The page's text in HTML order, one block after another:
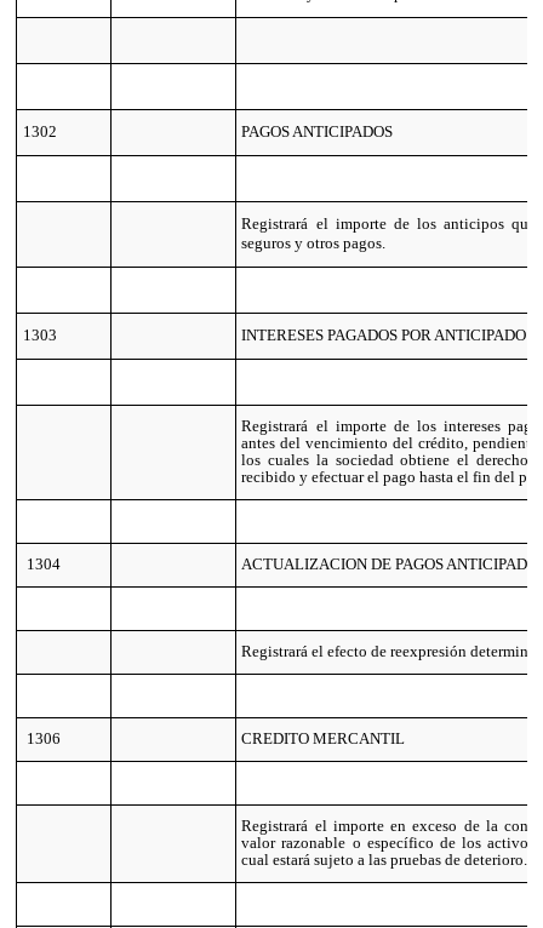
1302 PAGOS ANTICIPADOS
Registrará el importe de los anticipos que
seguros y otros pagos.
1303 INTERESES PAGADOS POR ANTICIPADO
Registrará el importe de los intereses
antes del vencimiento del crédito,
los cuales la sociedad obtiene el derecho
recibido y efectuar el pago hasta el fin del
1304 ACTUALIZACION DE PAGOS
Registrará el efecto de reexpresión
1306 CREDITO MERCANTIL
Registrará el importe en exceso de la
valor razonable o específico de los activos
cual estará sujeto a las pruebas de deterioro.